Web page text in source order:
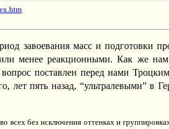
завоевания масс и подготовки
или менее реакционными. Как
поставлен перед нами
лет пять назад, “ультралевыми”
всех без исключения оттенках и